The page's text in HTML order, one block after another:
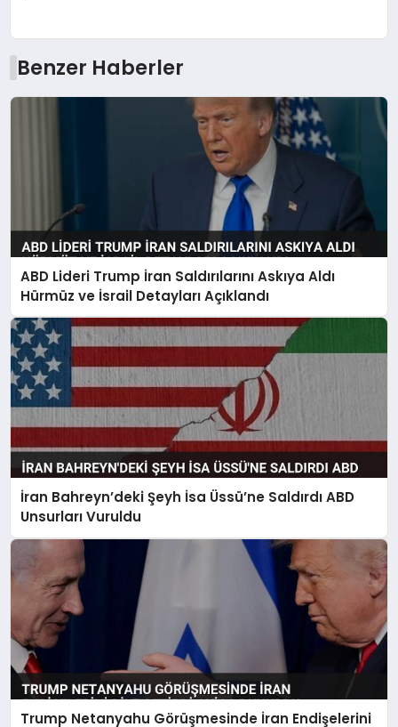
Benzer Haberler
ABD Lideri Trump İran Saldırılarını Askıya Aldı
Hürmüz ve İsrail Detayları Açıklandı
İran Bahreyn’deki Şeyh İsa Üssü’ne Saldırdı ABD
Unsurları Vuruldu
Trump Netanyahu Görüşmesinde İran Endişelerini